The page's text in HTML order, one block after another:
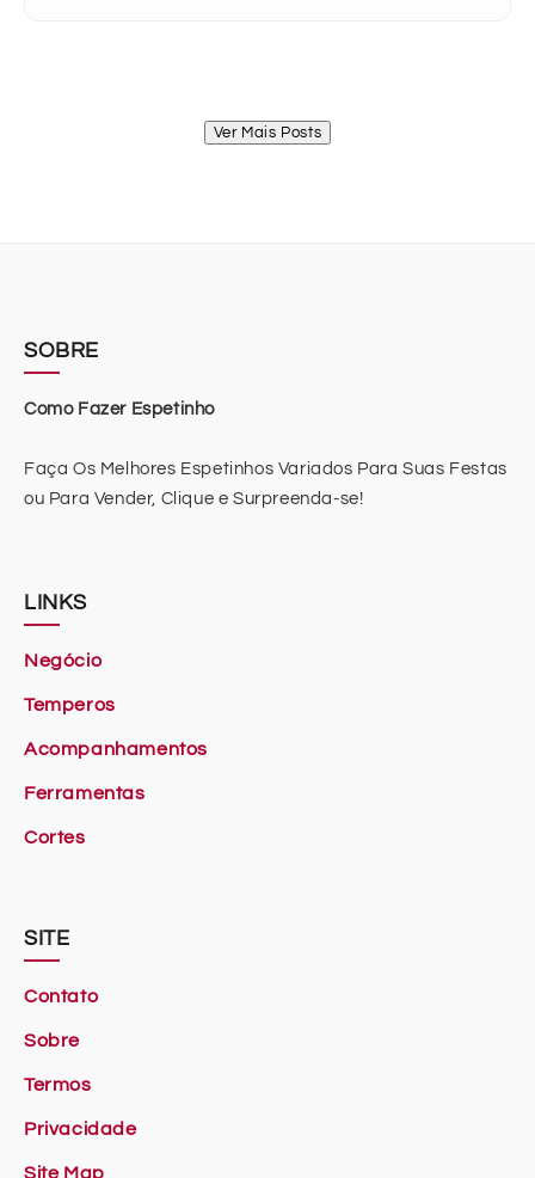
Ver Mais Posts
SOBRE
Como Fazer Espetinho
Faça Os Melhores Espetinhos Variados Para Suas Festas
ou Para Vender, Clique e Surpreenda-se!
LINKS
Negócio
Temperos
Acompanhamentos
Ferramentas
Cortes
SITE
Contato
Sobre
Termos
Privacidade
Site Map